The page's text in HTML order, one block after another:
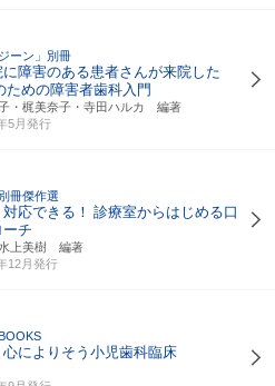
ーン」別冊
障害のある患者さんが来院した
ための障害者歯科入門
・梶美奈子・寺田ハルカ 編著
5月発行
冊傑作選
応できる！ 診療室からはじめる口
チ
上美樹 編著
12月発行
によりそう小児歯科臨床